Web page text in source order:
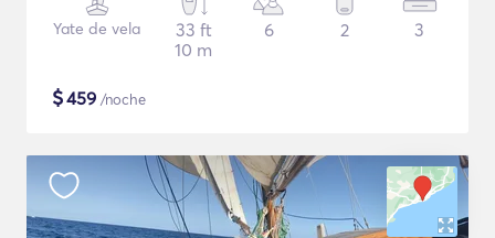
Yate de vela
33 ft
10 m
6 2 3
$459 /noche